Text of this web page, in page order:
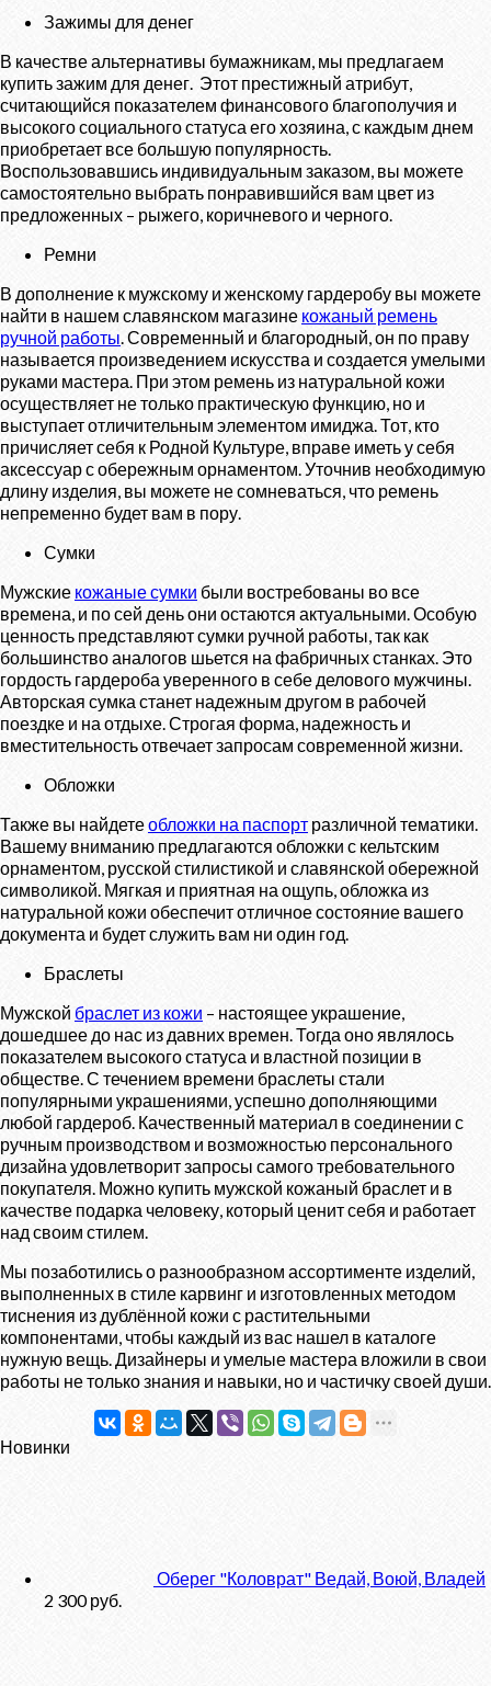
Зажимы для денег
В качестве альтернативы бумажникам, мы предлагаем
купить зажим для денег. Этот престижный атрибут,
считающийся показателем финансового благополучия и
высокого социального статуса его хозяина, с каждым днем
приобретает все большую популярность.
Воспользовавшись индивидуальным заказом, вы можете
самостоятельно выбрать понравившийся вам цвет из
предложенных – рыжего, коричневого и черного.
Ремни
В дополнение к мужскому и женскому гардеробу вы можете
найти в нашем славянском магазине кожаный ремень
ручной работы. Современный и благородный, он по праву
называется произведением искусства и создается умелыми
руками мастера. При этом ремень из натуральной кожи
осуществляет не только практическую функцию, но и
выступает отличительным элементом имиджа. Тот, кто
причисляет себя к Родной Культуре, вправе иметь у себя
аксессуар с обережным орнаментом. Уточнив необходимую
длину изделия, вы можете не сомневаться, что ремень
непременно будет вам в пору.
Сумки
Мужские кожаные сумки были востребованы во все
времена, и по сей день они остаются актуальными. Особую
ценность представляют сумки ручной работы, так как
большинство аналогов шьется на фабричных станках. Это
гордость гардероба уверенного в себе делового мужчины.
Авторская сумка станет надежным другом в рабочей
поездке и на отдыхе. Строгая форма, надежность и
вместительность отвечает запросам современной жизни.
Обложки
Также вы найдетеобложки на паспортразличной тематики.
Вашему вниманию предлагаются обложки с кельтским
орнаментом, русской стилистикой и славянской обережной
символикой. Мягкая и приятная на ощупь, обложка из
натуральной кожи обеспечит отличное состояние вашего
документа и будет служить вам ни один год.
Браслеты
Мужской браслет из кожи – настоящее украшение,
дошедшее до нас из давних времен. Тогда оно являлось
показателем высокого статуса и властной позиции в
обществе. С течением времени браслеты стали
популярными украшениями, успешно дополняющими
любой гардероб. Качественный материал в соединении с
ручным производством и возможностью персонального
дизайна удовлетворит запросы самого требовательного
покупателя. Можно купить мужской кожаный браслет и в
качестве подарка человеку, который ценит себя и работает
над своим стилем.
Мы позаботились о разнообразном ассортименте изделий,
выполненных в стиле карвинг и изготовленных методом
тиснения из дублённой кожи с растительными
компонентами, чтобы каждый из вас нашел в каталоге
нужную вещь. Дизайнеры и умелые мастера вложили в свои
работы не только знания и навыки, но и частичку своей души.
Новинки
Оберег "Коловрат" Ведай, Воюй, Владей
2 300руб.